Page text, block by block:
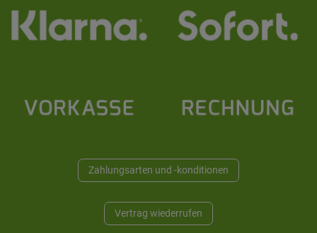
Zahlungsarten und -konditionen
Vertrag wiederrufen